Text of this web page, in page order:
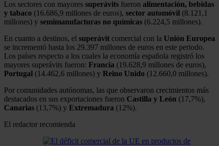
Los sectores con mayores superávits fueron alimentación, bebidas
y tabaco (16.686,9 millones de euros), sector automóvil (8.121,1
millones) y semimanufacturas no químicas (6.224,5 millones).
En cuanto a destinos, el superávit comercial con la Unión Europea
se incrementó hasta los 29.397 millones de euros en este periodo.
Los países respecto a los cuales la economía española registró los
mayores superávits fueron: Francia (19.628,9 millones de euros),
Portugal (14.462,6 millones) y Reino Unido (12.660,0 millones).
Por comunidades autónomas, las que observaron crecimientos más
destacados en sus exportaciones fueron Castilla y León (17,7%),
Canarias (13,7%) y Extremadura (12%).
El redactor recomienda